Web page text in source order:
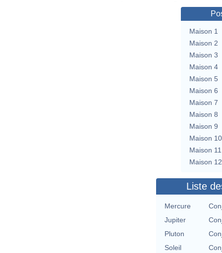
Maison 1
Maison 2
Maison 3
Maison 4
Maison 5
Maison 6
Maison 7
Maison 8
Maison 9
Maison 10
Maison 11
Maison 12
Liste
Mercure
Jupiter
Pluton
Soleil